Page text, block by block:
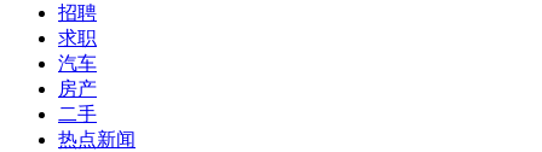
招聘
求职
汽车
房产
二手
热点新闻